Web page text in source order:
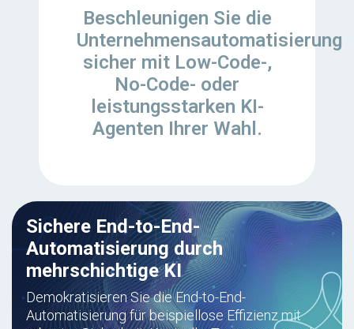
Beschleunigen Sie die
Unternehmensautomatisierung
sicher mit Low-Code-,
No-Code- oder
leistungsstarken KI-
Agenten Ihrer Wahl.
Sichere End-to-End-
Automatisierung durch
mehrschichtige KI
Demokratisieren Sie die End-to-End-
Automatisierung für beispiellose Effizienz mit